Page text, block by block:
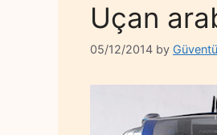
Uçan
05/12/2014 by